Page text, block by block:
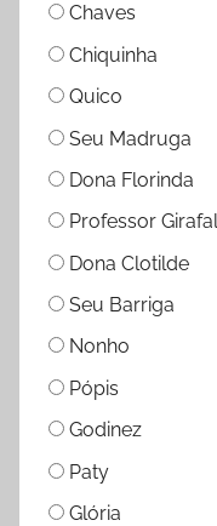
Chaves
Chiquinha
Quico
Seu Madruga
Dona Florinda
Professor
Dona Clotilde
Seu Barriga
Nonho
Pópis
Godinez
Paty
Glória